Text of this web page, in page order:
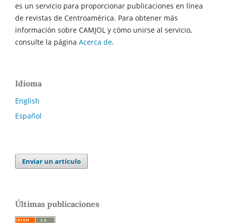
es un servicio para proporcionar publicaciones en línea
de revistas de Centroamérica. Para obtener más
información sobre CAMJOL y cómo unirse al servicio,
consulte la página Acerca de.
Idioma
English
Español
Enviar un artículo
Últimas publicaciones